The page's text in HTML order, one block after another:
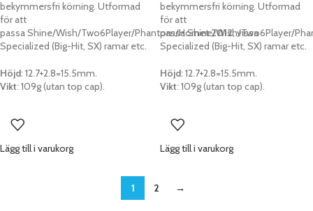
bekymmersfri körning. Utformad
för att
passaShine/Wish/Two6Player/Phantom/Hornet2012,vissa
Specialized (Big-Hit, SX) ramar etc.
Höjd: 12.7+2.8=15.5mm.
Vikt: 109g (utan top cap).
Lägg till i varukorg
bekymmersfri körning. Utformad
för att
passaShine/Wish/Two6Player/
Specialized (Big-Hit, SX) ramar etc.
Höjd: 12.7+2.8=15.5mm.
Vikt: 109g (utan top cap).
Lägg till i varukorg
1 2 →